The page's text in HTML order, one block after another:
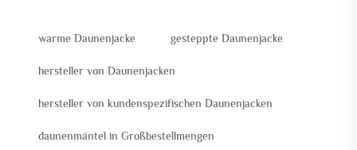
warme Daunenjacke gesteppte Daunenjacke
hersteller von Daunenjacken
hersteller von kundenspezifischen Daunenjacken
daunenmäntel in Großbestellmengen